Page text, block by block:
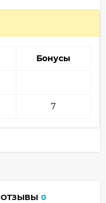
Бонусы
7
ОТЗЫВЫ 0